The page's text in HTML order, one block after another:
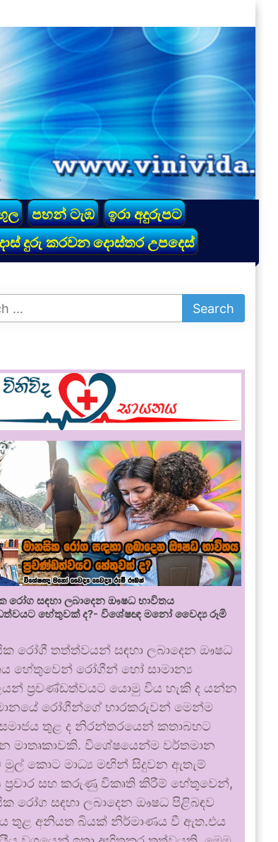
පහන් ටැඹ
ඉරා අදුරුපට
දුරු කරවන දොස්තර උපදෙස්
රෝග සඳහා ලබාදෙන ඖෂධ භාවිතය
හේතුවක් ද?- විශේෂඥ මනෝ වෛද්‍ය රූමි
රෝගී තත්ත්වයන් සඳහා ලබාදෙන ඖෂධ
හේතුවෙන් රෝගීන් හෝ සාමාන්‍ය
ප්‍රචණ්ඩත්වයට යොමු විය හැකි ද යන්න
රෝගීන්ගේ භාරකරුවන් මෙන්ම
තුළ ද නිරන්තරයෙන් කතාබහට
මාතෘකාවකි. විශේෂයෙන්ම වර්තමාන
මුල් කොට මාධ්‍ය මඟින් සිදුවන ඇතැම්
ප්‍රචාර සහ කරුණු විකෘති කිරීම් හේතුවෙන්,
රෝග සඳහා ලබාදෙන ඖෂධ පිළිබඳව
තුළ අනියත බියක් නිර්මාණය වී ඇත.එය